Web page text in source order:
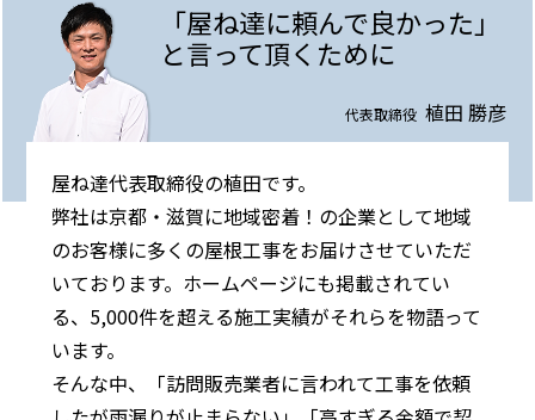
「屋ね達に頼んで良かった」
と言って頂くために
代表取締役 植田 勝彦
屋ね達代表取締役の植田です。
弊社は京都・滋賀に地域密着！の企業として地域
のお客様に多くの屋根工事をお届けさせていただ
いております。ホームページにも掲載されてい
る、5,000件を超える施工実績がそれらを物語って
います。
そんな中、「訪問販売業者に言われて工事を依頼